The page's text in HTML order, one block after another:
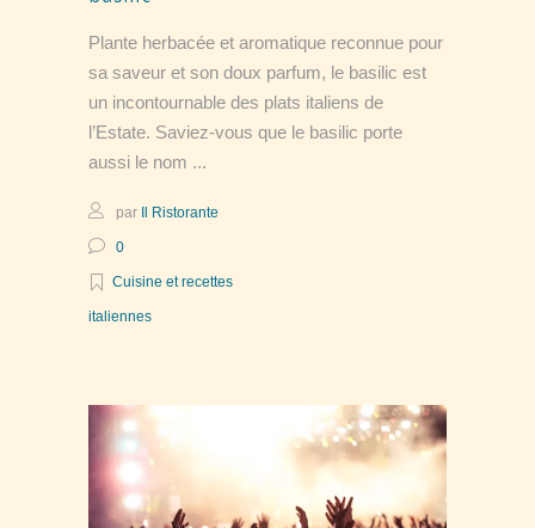
Plante herbacée et aromatique reconnue pour
sa saveur et son doux parfum, le basilic est
un incontournable des plats italiens de
l’Estate. Saviez-vous que le basilic porte
aussi le nom
par Il Ristorante
0
Cuisine et recettes
italiennes